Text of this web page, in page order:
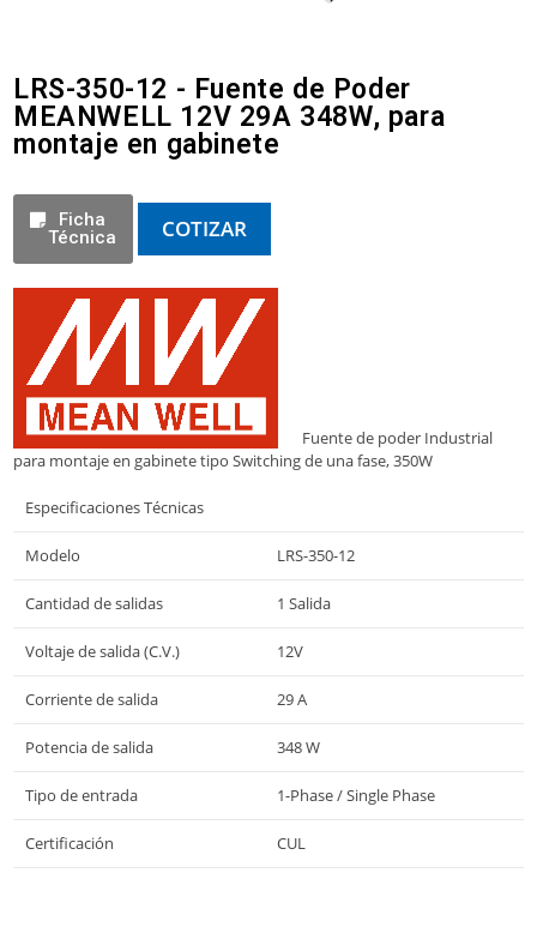
LRS-350-12 - Fuente de Poder
MEANWELL 12V 29A 348W, para
montaje en gabinete
Ficha
Técnica
COTIZAR
Fuente de poder Industrial
para montaje en gabinete tipo Switching de una fase, 350W
Especificaciones Técnicas
Modelo LRS-350-12
Cantidad de salidas 1 Salida
Voltaje de salida (C.V.) 12V
Corriente de salida 29 A
Potencia de salida 348 W
Tipo de entrada 1-Phase / Single Phase
Certificación CUL